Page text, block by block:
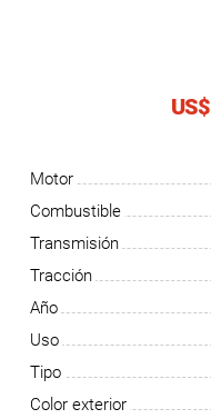
US$
Motor
Combustible
Transmisión
Tracción
Año
Uso
Tipo
Color exterior